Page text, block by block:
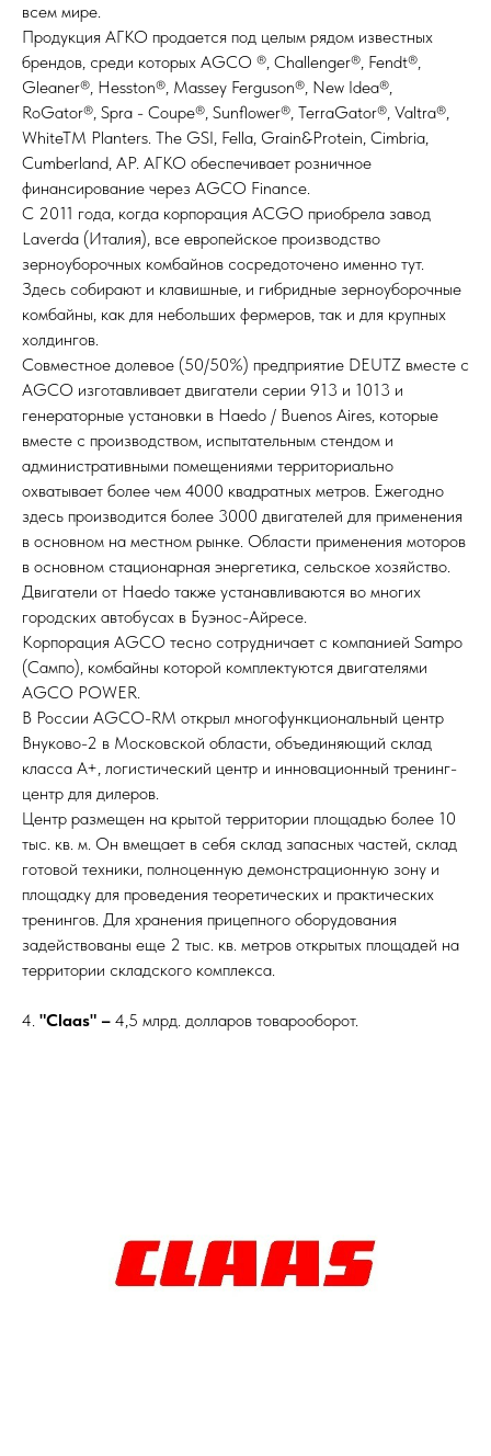
всем мире.
Продукция АГКО продается под целым рядом известных
брендов, среди которых AGCO ®, Challenger®, Fendt®,
Gleaner®, Hesston®, Massey Ferguson®, New Idea®,
RoGator®, Spra - Coupe®, Sunflower®, TerraGator®, Valtra®,
WhiteTM Planters. The GSI, Fella, Grain&Protein, Cimbria,
Cumberland, AP. АГКО обеспечивает розничное
финансирование через AGCO Finance.
С 2011 года, когда корпорация ACGO приобрела завод
Laverda (Италия), все европейское производство
зерноуборочных комбайнов сосредоточено именно тут.
Здесь собирают и клавишные, и гибридные зерноуборочные
комбайны, как для небольших фермеров, так и для крупных
холдингов.
Совместное долевое (50/50%) предприятие DEUTZ вместе с
AGCO изготавливает двигатели серии 913 и 1013 и
генераторные установки в Haedo / Buenos Aires, которые
вместе с производством, испытательным стендом и
административными помещениями территориально
охватывает более чем 4000 квадратных метров. Ежегодно
здесь производится более 3000 двигателей для применения
в основном на местном рынке. Области применения моторов
в основном стационарная энергетика, сельское хозяйство.
Двигатели от Haedo также устанавливаются во многих
городских автобусах в Буэнос-Айресе.
Корпорация AGCO тесно сотрудничает с компанией Sampo
(Сампо), комбайны которой комплектуются двигателями
AGCO POWER.
В России AGCO-RM открыл многофункциональный центр
Внуково-2 в Московской области, объединяющий склад
класса А+, логистический центр и инновационный тренинг-
центр для дилеров.
Центр размещен на крытой территории площадью более 10
тыс. кв. м. Он вмещает в себя склад запасных частей, склад
готовой техники, полноценную демонстрационную зону и
площадку для проведения теоретических и практических
тренингов. Для хранения прицепного оборудования
задействованы еще 2 тыс. кв. метров открытых площадей на
территории складского комплекса.
4. "Claas" – 4,5 млрд. долларов товарооборот.